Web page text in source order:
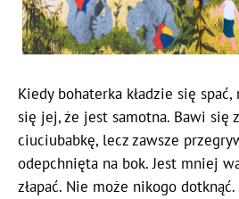
Kiedy bohaterka kładzie się spać,
się jej, że jest samotna. Bawi się
ciuciubabkę, lecz zawsze
odepchnięta na bok. Jest mniej
złapać. Nie może nikogo